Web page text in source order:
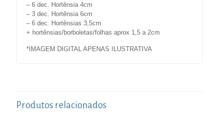
– 6 dec. Hortênsia 4cm
– 3 dec. Hortênsia 6cm
– 6 dec. Hortênsias 3,5cm
+ hortênsias/borboletas/folhas aprox 1,5 a 2cm
*IMAGEM DIGITAL APENAS ILUSTRATIVA
Produtos relacionados